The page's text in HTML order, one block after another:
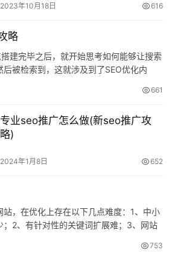
2023年10月18日 616
略
建完毕之后，就开始思考如何能够让搜索
被检索到，这就涉及到了SEO优化内
661
专业seo推广怎么做(新seo推广攻
略)
2024年1月8日 652
，在优化上存在以下几点难度：1、中小
；2、有针对性的关键词扩展难；3、网站
753